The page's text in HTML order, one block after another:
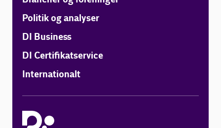
Politik og analyser
DI Business
DI Certifikatservice
Internationalt